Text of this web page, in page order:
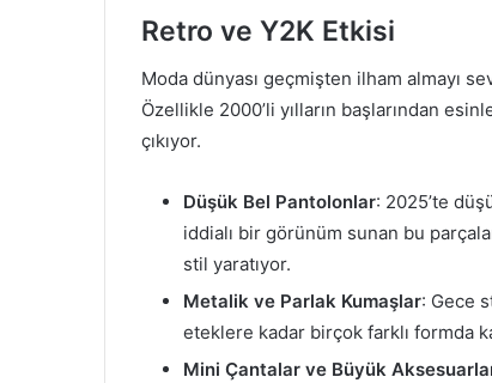
Retro ve Y2K Etkisi
Moda dünyası geçmişten ilham almayı
Özellikle 2000’li yılların başlarından
çıkıyor.
Düşük Bel Pantolonlar: 2025’te
iddialı bir görünüm sunan bu
stil yaratıyor.
Metalik ve Parlak Kumaşlar: Gece
eteklere kadar birçok farklı formda
Mini Çantalar ve Büyük